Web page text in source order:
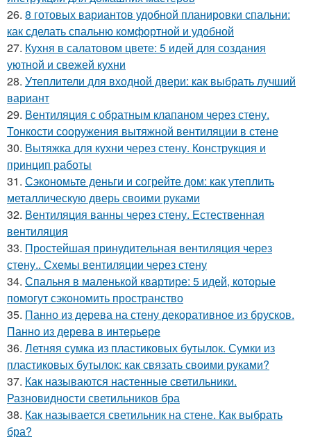
26. 8 готовых вариантов удобной планировки спальни:
как сделать спальню комфортной и удобной
27. Кухня в салатовом цвете: 5 идей для создания
уютной и свежей кухни
28. Утеплители для входной двери: как выбрать лучший
вариант
29. Вентиляция с обратным клапаном через стену.
Тонкости сооружения вытяжной вентиляции в стене
30. Вытяжка для кухни через стену. Конструкция и
принцип работы
31. Сэкономьте деньги и согрейте дом: как утеплить
металлическую дверь своими руками
32. Вентиляция ванны через стену. Естественная
вентиляция
33. Простейшая принудительная вентиляция через
стену.. Схемы вентиляции через стену
34. Спальня в маленькой квартире: 5 идей, которые
помогут сэкономить пространство
35. Панно из дерева на стену декоративное из брусков.
Панно из дерева в интерьере
36. Летняя сумка из пластиковых бутылок. Сумки из
пластиковых бутылок: как связать своими руками?
37. Как называются настенные светильники.
Разновидности светильников бра
38. Как называется светильник на стене. Как выбрать
бра?